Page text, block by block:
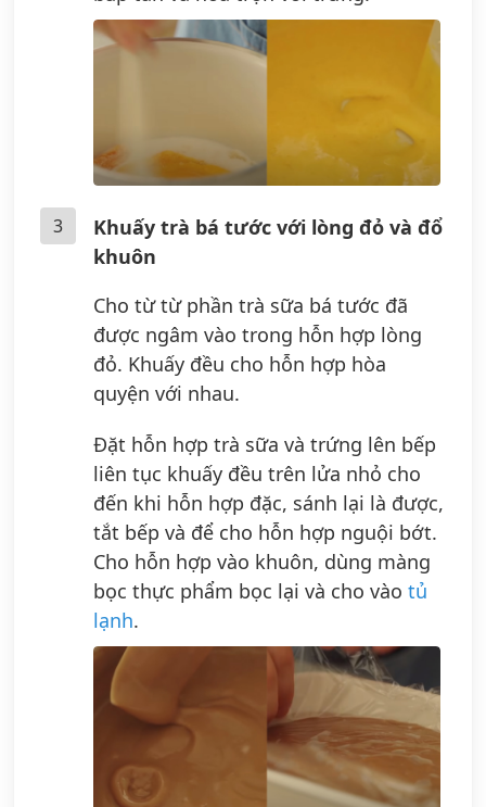
3
Khuấy trà bá tước với lòng đỏ và đổ
khuôn
Cho từ từ phần trà sữa bá tước đã
được ngâm vào trong hỗn hợp lòng
đỏ. Khuấy đều cho hỗn hợp hòa
quyện với nhau.
Đặt hỗn hợp trà sữa và trứng lên bếp
liên tục khuấy đều trên lửa nhỏ cho
đến khi hỗn hợp đặc, sánh lại là được,
tắt bếp và để cho hỗn hợp nguội bớt.
Cho hỗn hợp vào khuôn, dùng màng
bọc thực phẩm bọc lại và cho vào tủ
lạnh.